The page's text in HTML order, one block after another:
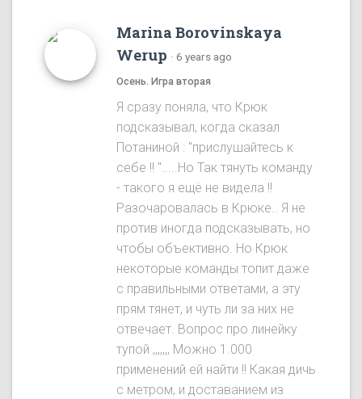
Marina Borovinskaya
Werup · 6 years ago
Осень. Игра вторая
Я сразу понялa, что Крюк
подсказывал, когда сказал
Потаниной : "прислушайтесь к
себе !! ".....Ho Так тянуть команду
- такого я ещё не видела !!
Разочаровалась в Крюке.. Я не
против иногда подсказывать, но
чтобы объективно. Ho Крюк
некоторые команды топит даже
с правильными ответами, а эту
прям тянет, и чуть ли за них не
отвечает. Вопрос про линейку
тупой ,,,,,,, Можно 1.000
применений ей найти !! Какая дичь
с метром, и доставанием из